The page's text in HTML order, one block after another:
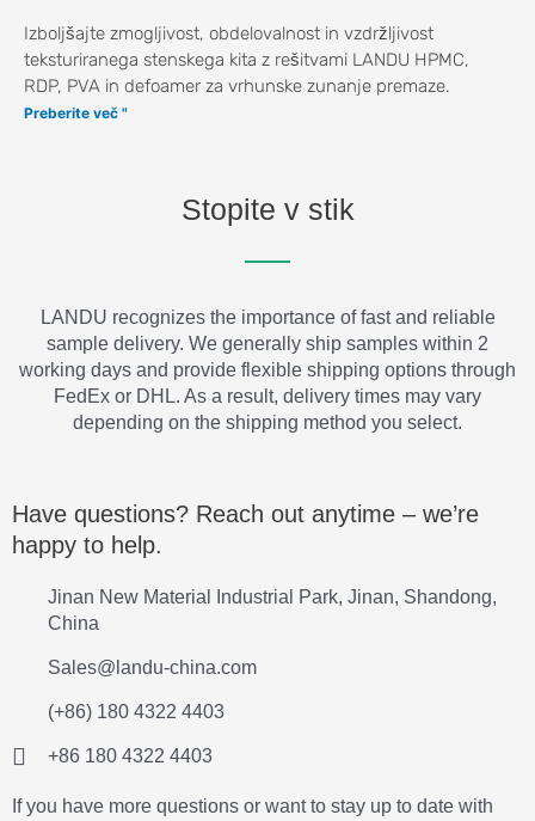
Izboljšajte zmogljivost, obdelovalnost in vzdržljivost
teksturiranega stenskega kita z rešitvami LANDU HPMC,
RDP, PVA in defoamer za vrhunske zunanje premaze.
Preberite več "
Stopite v stik
LANDU recognizes the importance of fast and reliable
sample delivery. We generally ship samples within 2
working days and provide flexible shipping options through
FedEx or DHL. As a result, delivery times may vary
depending on the shipping method you select.
Have questions? Reach out anytime – we’re
happy to help.
Jinan New Material Industrial Park, Jinan, Shandong,
China
Sales@landu-china.com
(+86) 180 4322 4403
+86 180 4322 4403
If you have more questions or want to stay up to date with